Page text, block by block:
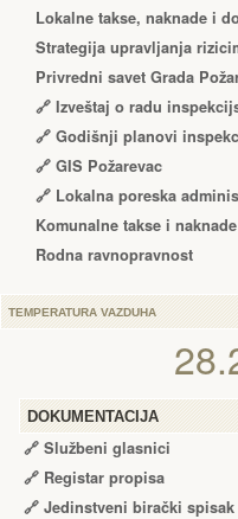
Lokalne takse, naknade i
Strategija upravljanja
Privredni savet Grada
🔗 Izveštaj o radu
🔗 Godišnji planovi
🔗 GIS Požarevac
🔗 Lokalna poreska
Komunalne takse i naknade
Rodna ravnopravnost
TEMPERATURA VAZDUHA
DOKUMENTACIJA
🔗 Službeni glasnici
🔗 Registar propisa
🔗 Jedinstveni birački spisak